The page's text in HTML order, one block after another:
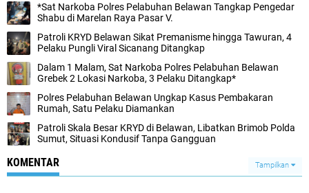
*Sat Narkoba Polres Pelabuhan Belawan Tangkap Pengedar
Shabu di Marelan Raya Pasar V.
Patroli KRYD Belawan Sikat Premanisme hingga Tawuran, 4
Pelaku Pungli Viral Sicanang Ditangkap
Dalam 1 Malam, Sat Narkoba Polres Pelabuhan Belawan
Grebek 2 Lokasi Narkoba, 3 Pelaku Ditangkap*
Polres Pelabuhan Belawan Ungkap Kasus Pembakaran
Rumah, Satu Pelaku Diamankan
Patroli Skala Besar KRYD di Belawan, Libatkan Brimob Polda
Sumut, Situasi Kondusif Tanpa Gangguan
KOMENTAR Tampilkan